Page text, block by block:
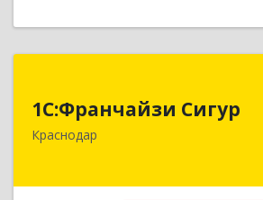
1С:Франчайзи Сигур
Краснодар
350058, Краснодарский
Краснодар, Краснодар г,